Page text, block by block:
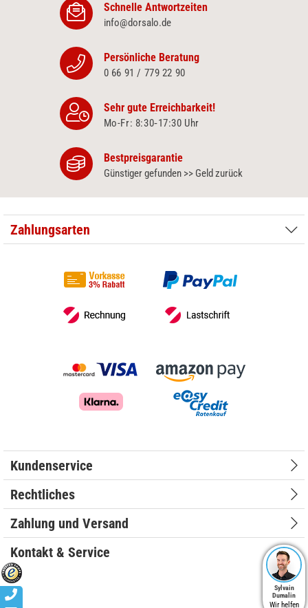
Schnelle Antwortzeiten
info@dorsalo.de
Persönliche Beratung
0 66 91 / 779 22 90
Sehr gute Erreichbarkeit!
Mo-Fr: 8:30‑17:30 Uhr
Bestpreisgarantie
Günstiger gefunden >> Geld zurück
Zahlungsarten
Kundenservice
Rechtliches
Zahlung und Versand
Kontakt & Service
Sylvain
Dumalin
Wir helfen